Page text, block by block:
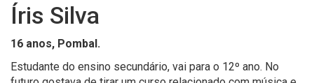
Íris Silva
16 anos, Pombal.
Estudante do ensino secundário, vai para o 12º ano. No